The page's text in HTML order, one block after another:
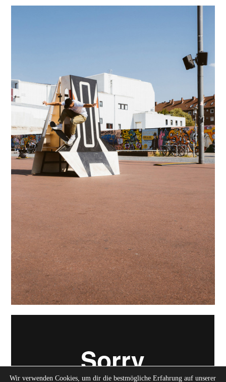
Wir verwenden Cookies, um dir die bestmögliche Erfahrung auf unserer